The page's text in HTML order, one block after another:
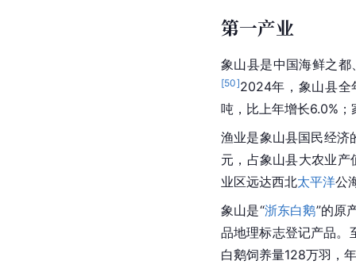
第一产业
象山县是中国海鲜之
[50]2024年，象山县全
吨，比上年增长6.0%
渔业是象山县国民经济
元，占象山县大农业
业区远达西北太平洋公
象山是“浙东白鹅”的原
品地理标志登记产品。
白鹅饲养量128万羽，